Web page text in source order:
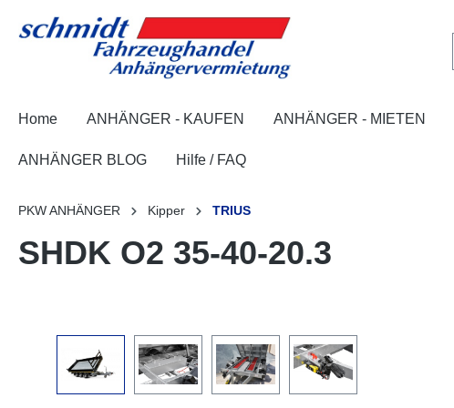
Zur Hauptnavigation springen
Home ANHÄNGER - KAUFEN ANHÄNGER - MIETEN
ANHÄNGER BLOG Hilfe / FAQ
PKW ANHÄNGER Kipper TRIUS
SHDK O2 35-40-20.3
Bildergalerie überspringen